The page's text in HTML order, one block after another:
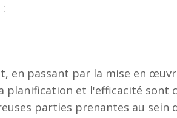
en passant par la mise en
planification et l'efficacité sont
parties prenantes au sein